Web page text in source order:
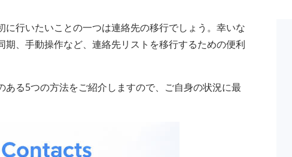
行いたいことの一つは連絡先の移行でしょう。幸いな
、手動操作など、連絡先リストを移行するための便利
る5つの方法をご紹介しますので、ご自身の状況に最